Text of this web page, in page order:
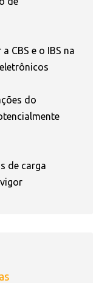
CBS e o IBS na
do
de carga